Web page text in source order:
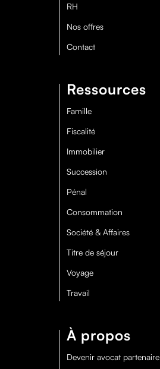
RH
Nos offres
Contact
Ressources
Famille
Fiscalité
Immobilier
Succession
Pénal
Consommation
Société & Affaires
Titre de séjour
Voyage
Travail
À propos
Devenir avocat partenaire